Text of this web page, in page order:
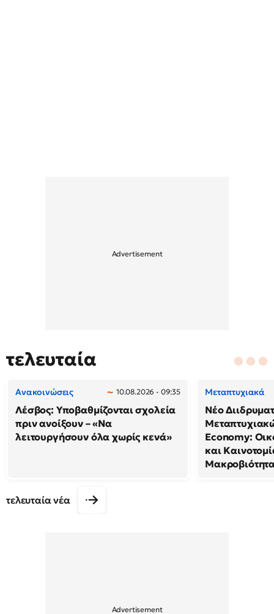
τελευταία
Ανακοινώσεις 10.08.2026 - 09:35
Λέσβος: Υποβαθμίζονται σχολεία
πριν ανοίξουν – «Να
λειτουργήσουν όλα χωρίς κενά»
Μεταπτυχιακά
Νέο
Economy:
και
τελευταία νέα